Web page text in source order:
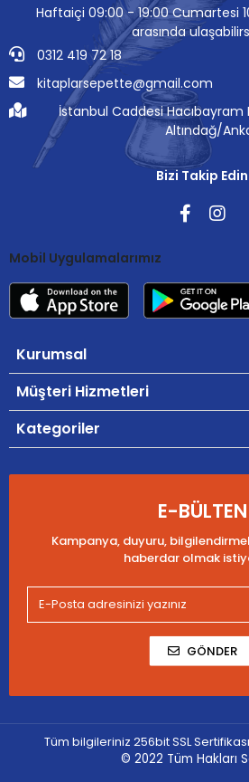
Haftaiçi 09:00 - 19:00 Cumartesi
arasında
0312 419 72 18
kitaplarsepette@gmail.com
İstanbul Caddesi Hacıbayram
Altındağ/
Bizi Takip Edin
Mobil Uygulamalarımız
Kurumsal
Müşteri Hizmetleri
Kategoriler
E-BÜLTEN
Kampanya, duyuru,
haberdar olmak
GÖNDER
Tüm bilgileriniz 256bit SSL
© 2022 Tüm Hakları